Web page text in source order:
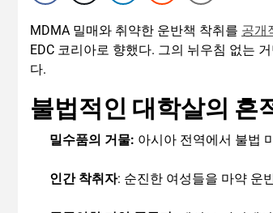
MDMA 밀매와 취약한 운반책 착취를 공개
EDC 코리아로 향했다. 그의 뉘우침 없는
다.
불법적인 대학살의 흔
밀수품의 거물: 아시아 전역에서 불법
인간 착취자: 순진한 여성들을 마약 운